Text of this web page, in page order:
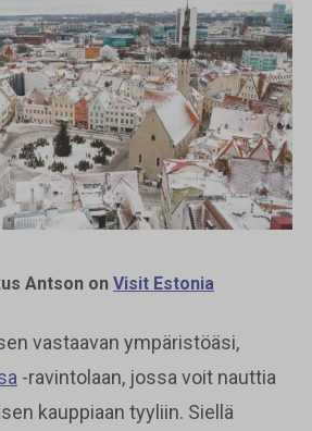
Antson on Visit Estonia
vastaavan ympäristöäsi,
-ravintolaan, jossa voit nauttia
kauppiaan tyyliin. Siellä